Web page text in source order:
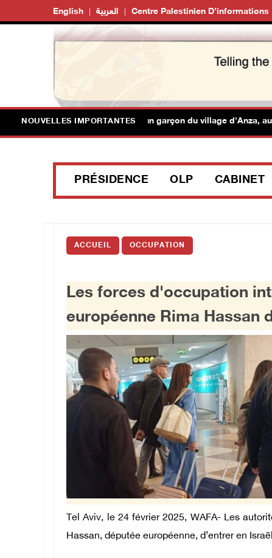
English العربية Centre Palestinien D’informations
NOUVELLES IMPORTANTES
forces israéliennes arrêtent un garçon du village d'Anza, au
PRÉSIDENCE OLP CABINET
ACCUEIL OCCUPATION
Les forces d'occupation
européenne Rima Hassan
Tel Aviv, le 24 février 2025, WAFA- Les
Hassan, députée européenne, d’entrer en